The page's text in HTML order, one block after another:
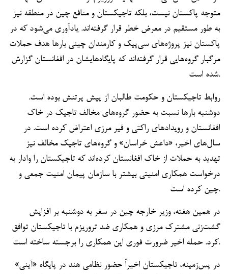
متوجه پاکستان نیست، بلکه تاجیکستان و منافع چین در منطقه نیز
به طور مستقیم در معرض خطر قرار گرفته‌اند. یادآوری می‌شود که در
پاکستان نیز پروژه‌های سی‌پیک و کارمندان چینی بارها هدف حملات
مرگبار گروه‌هایی قرار گرفته‌اند که پایگاه‌هایشان در افغانستان گزارش
شده است.
روابط تاجیکستان و حکومت طالبان از پیش پرتنش بوده است.
دوشنبه بارها نسبت به حضور گروه‌های مخالف تاجیک در خاک
افغانستان و رویدادهای راکتی و فیر مرزی اعتراض کرده است. در
سال‌های اخیر، «داعش خراسان» و گروه‌های تاجیک مخالف نیز
تهدید به حملات از خاک افغانستان کرده‌اند که تاجیکستان را وادار به
درخواست همکاری امنیتی بیشتر با سازمان پیمان امنیت جمعی و
چین کرده است.
در همین هفته، وزیر خارجه چین در سفر به دوشنبه بر افزایش
گشت‌زنی مشترک مرزی و همکاری ضد تروریزم با تاجیکستان توافق
کرد. حمله اخیر ضرورت فوری این همکاری را برجسته ساخته است.
در پس‌زمینه، تاجیکستان اخیراً حضور نظامی هند در پایگاه «آینی»